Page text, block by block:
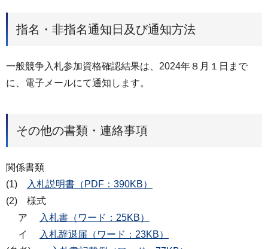
指名・非指名通知日及び通知方法
一般競争入札参加資格確認結果は、2024年８月１日まで
に、電子メールにて通知します。
その他の書類・連絡事項
関係書類
(1)
入札説明書（PDF：390KB）
(2) 様式
ア
入札書（ワード：25KB）
イ
入札辞退届（ワード：23KB）